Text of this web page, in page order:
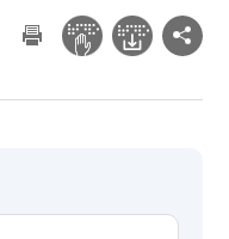
소
네